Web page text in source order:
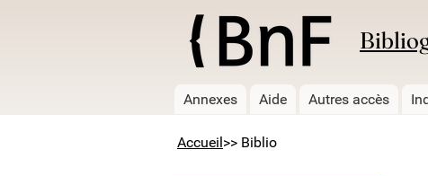
Annexes Aide Autres accès
Accueil >> Biblio